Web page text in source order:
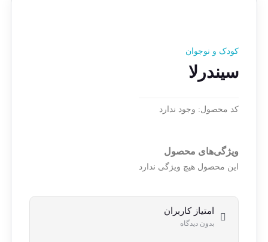
کودک و نوجوان
سیندرلا
کد محصول: وجود ندارد
ویژگی‌های محصول
این محصول هیچ ویژگی ندارد
امتیاز کاربران
بدون دیدگاه